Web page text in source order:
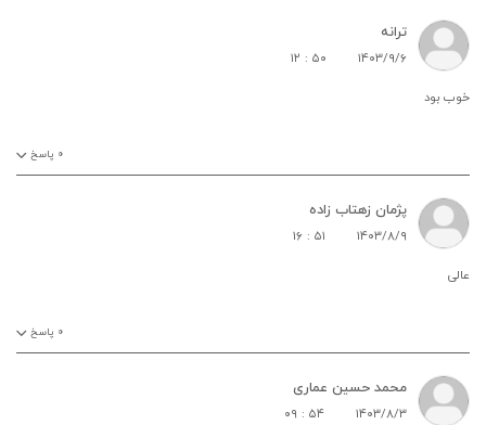
ترانه
۱۴۰۳/۹/۶ ۱۲ : ۵۰
خوب بود
۰ پاسخ
پژمان زهتاب زاده
۱۴۰۳/۸/۹ ۱۶ : ۵۱
عالی
۰ پاسخ
محمد حسین عماری
۱۴۰۳/۸/۳ ۰۹ : ۵۴